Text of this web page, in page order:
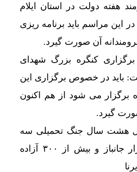
هفته دولت در استان ایلام
این مراسم باید برنامه ریزی
آن صورت گیرد.
کنگره بزرگ شهدای
باید در خصوص برگزاری این
برگزار می شود از هم اکنون
گیرد.
هشت سال جنگ تحمیلی سه
هزار شهید، ۱۱ هزار جانباز و بیش از ۳۰۰ آزاده